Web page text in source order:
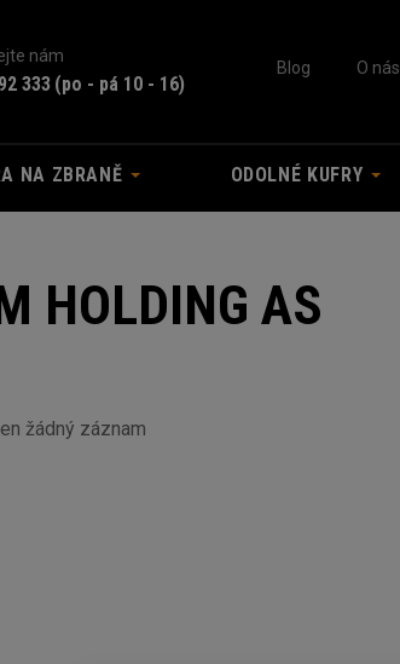
nám
333 (po - pá 10 - 16)
Blog O nás
NA ZBRANĚ ODOLNÉ KUFRY
HOLDING AS
žádný záznam